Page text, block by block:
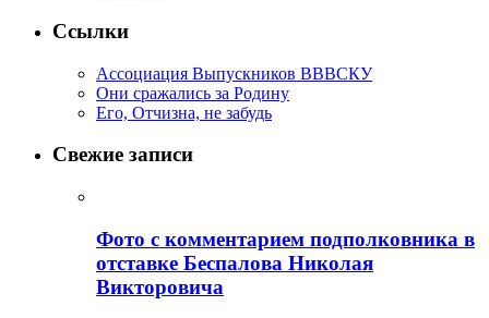
Ссылки
Ассоциация Выпускников ВВВСКУ
Они сражались за Родину
Его, Отчизна, не забудь
Свежие записи
Фото с комментарием подполковника в
отставке Беспалова Николая
Викторовича